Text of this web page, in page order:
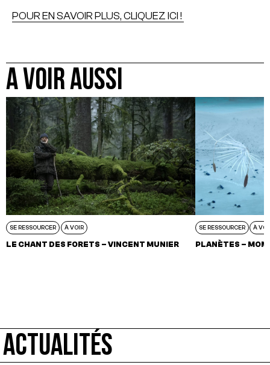
POUR EN SAVOIR PLUS, CLIQUEZ ICI !
A VOIR AUSSI
SE RESSOURCER À VOIR
LE CHANT DES FORETS – VINCENT MUNIER
SE RESSOURCER À
PLANÈTES –
ACTUALITÉS